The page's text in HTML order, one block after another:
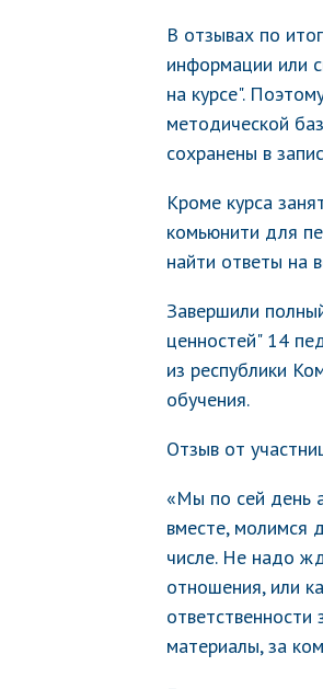
В отзывах по
информации или
на курсе".
методической
сохранены в
Кроме курса
комьюнити для
найти ответы на
Завершили
ценностей" 14
из республики
обучения.
Отзыв от
«Мы по сей день
вместе, молимся
числе. Не надо
отношения, или
материалы, за